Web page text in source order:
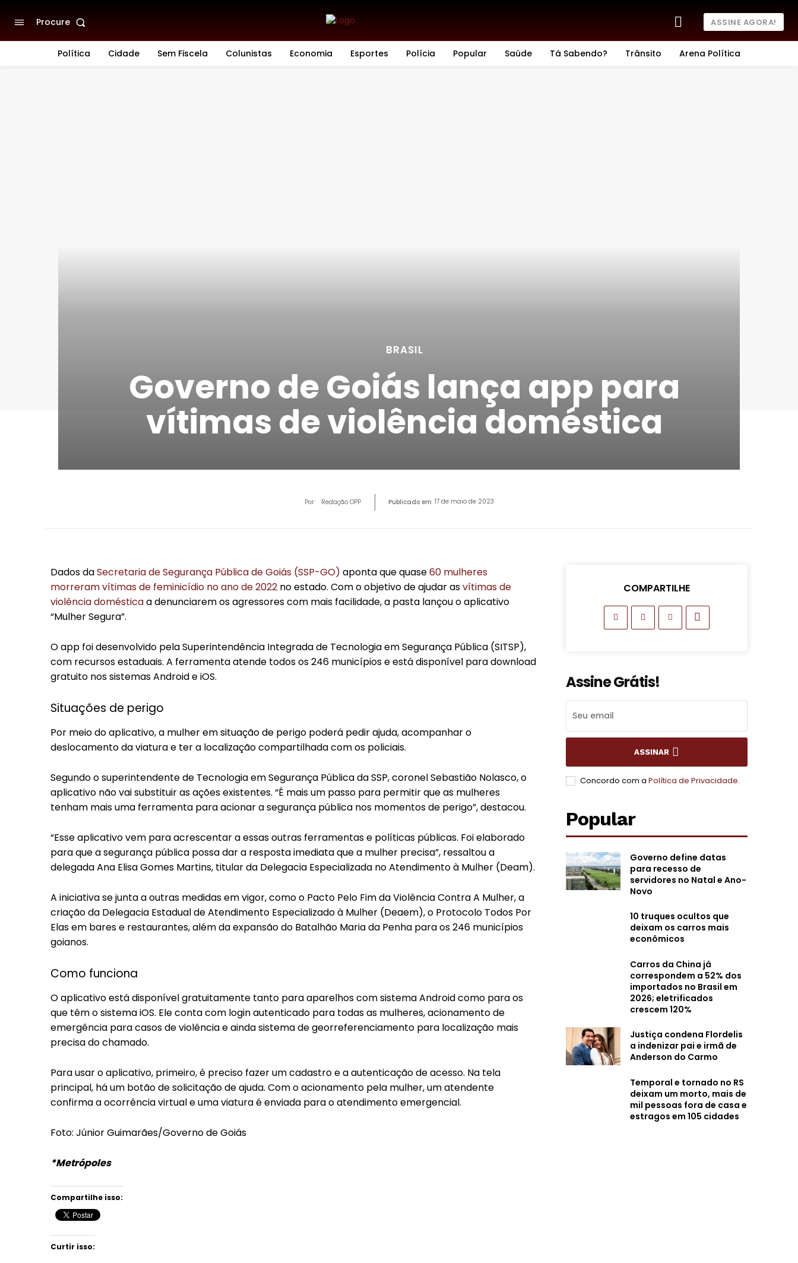
Procure ASSINE AGORA!
Política Cidade Sem Fiscela Colunistas Economia Esportes Polícia Popular Saúde Tá Sabendo? Trânsito Arena Política
BRASIL
Governo de Goiás lança app para
vítimas de violência doméstica
Por: Redação OPP Publicado em 17 de maio de 2023
Dados daSecretaria de Segurança Pública de Goiás (SSP-GO) aponta que quase60 mulheres
morreram vítimas de feminicídio no ano de 2022 no estado. Com o objetivo de ajudar asvítimas de
violência domésticaa denunciarem os agressores com mais facilidade, a pasta lançou o aplicativo
“Mulher Segura”.
O app foi desenvolvido pela Superintendência Integrada de Tecnologia em Segurança Pública (SITSP),
com recursos estaduais. A ferramenta atende todos os 246 municípios e está disponível para download
gratuito nos sistemas Android e iOS.
Situações de perigo
Por meio do aplicativo, a mulher em situação de perigo poderá pedir ajuda, acompanhar o
deslocamento da viatura e ter a localização compartilhada com os policiais.
Segundo o superintendente de Tecnologia em Segurança Pública da SSP, coronel Sebastião Nolasco, o
aplicativo não vai substituir as ações existentes. “É mais um passo para permitir que as mulheres
tenham mais uma ferramenta para acionar a segurança pública nos momentos de perigo”, destacou.
“Esse aplicativo vem para acrescentar a essas outras ferramentas e políticas públicas. Foi elaborado
para que a segurança pública possa dar a resposta imediata que a mulher precisa”, ressaltou a
delegada Ana Elisa Gomes Martins, titular da Delegacia Especializada no Atendimento à Mulher (Deam).
A iniciativa se junta a outras medidas em vigor, como o Pacto Pelo Fim da Violência Contra A Mulher, a
criação da Delegacia Estadual de Atendimento Especializado à Mulher (Deaem), o Protocolo Todos Por
Elas em bares e restaurantes, além da expansão do Batalhão Maria da Penha para os 246 municípios
goianos.
Como funciona
O aplicativo está disponível gratuitamente tanto para aparelhos com sistema Android como para os
que têm o sistema iOS. Ele conta com login autenticado para todas as mulheres, acionamento de
emergência para casos de violência e ainda sistema de georreferenciamento para localização mais
precisa do chamado.
Para usar o aplicativo, primeiro, é preciso fazer um cadastro e a autenticação de acesso. Na tela
principal, há um botão de solicitação de ajuda. Com o acionamento pela mulher, um atendente
confirma a ocorrência virtual e uma viatura é enviada para o atendimento emergencial.
Foto: Júnior Guimarães/Governo de Goiás
*Metrópoles
Compartilhe isso:
Curtir isso:
COMPARTILHE
Assine Grátis!
ASSINAR
Concordo com a Política de Privacidade.
Popular
Governo define datas
para recesso de
servidores no Natal e Ano-
Novo
10 truques ocultos que
deixam os carros mais
econômicos
Carros da China já
correspondem a 52% dos
importados no Brasil em
2026; eletrificados
crescem 120%
Justiça condena Flordelis
a indenizar pai e irmã de
Anderson do Carmo
Temporal e tornado no RS
deixam um morto, mais de
mil pessoas fora de casa e
estragos em 105 cidades